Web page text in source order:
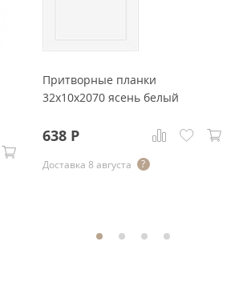
Притворные планки
32x10x2070 ясень белый
638Р
Доставка 8 августа